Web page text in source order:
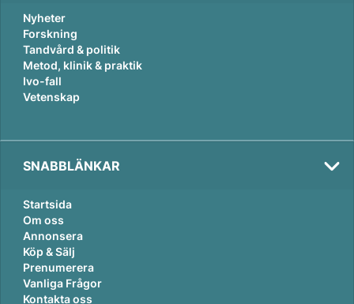
Nyheter
Forskning
Tandvård & politik
Metod, klinik & praktik
Ivo-fall
Vetenskap
SNABBLÄNKAR
Startsida
Om oss
Annonsera
Köp & Sälj
Prenumerera
Vanliga Frågor
Kontakta oss